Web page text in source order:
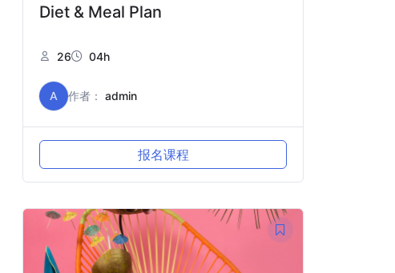
Diet & Meal Plan
26 04h
A 作者：admin
报名课程